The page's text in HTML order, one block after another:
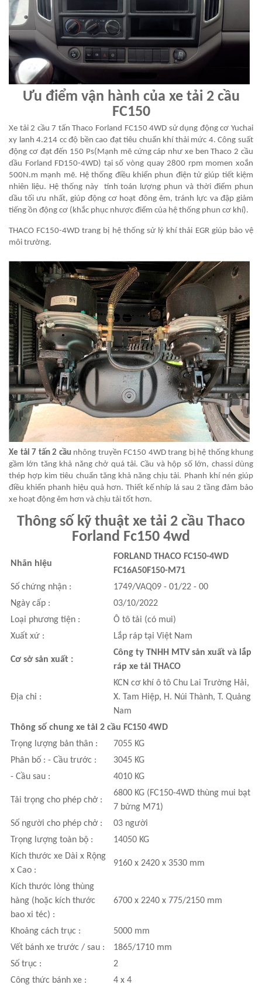
Ưu điểm vận hành của xe tải 2 cầu
FC150
Xe tải 2 cầu 7 tấn Thaco Forland FC150 4WD sử dụng động cơ Yuchai
xy lanh 4.214 cc độ bền cao đạt tiêu chuẩn khí thải mức 4. Công suất
động cơ đạt đến 150 Ps(Mạnh mẽ cứng cáp như xe ben Thaco 2 cầu
dầu Forland FD150-4WD) tại số vòng quay 2800 rpm momen xoắn
500N.m mạnh mẽ. Hệ thống điều khiển phun điện tử giúp tiết kiệm
nhiên liệu. Hệ thống này tính toán lượng phun và thời điểm phun
dầu tối ưu nhất, giúp động cơ hoạt đông êm, tránh lực va đập giảm
tiếng ồn động cơ (khắc phục nhược điểm của hệ thống phun cơ khí).
THACO FC150-4WD trang bị hệ thống sử lý khí thải EGR giúp bảo vệ
môi trường.
Xe tải 7 tấn 2 cầu nhông truyền FC150 4WD trang bị hệ thống khung
gầm lớn tăng khả năng chở quá tải. Cầu và hộp số lớn, chassi dùng
thép hợp kim tiêu chuẩn tăng khả năng chịu tải. Phanh khí nén giúp
điều khiển phanh hiệu quả hơn. Thiết kế nhíp lá sau 2 tầng đảm bảo
xe hoạt động êm hơn và chịu tải tốt hơn.
Thông số kỹ thuật xe tải 2 cầu Thaco
Forland Fc150 4wd
Nhãn hiệu
FORLAND THACO FC150-4WD
FC16A50F150-M71
Số chứng nhận :
1749/VAQ09 - 01/22 - 00
Ngày cấp :
03/10/2022
Loại phương tiện :
Ô tô tải (có mui)
Xuất xứ :
Lắp ráp tại Việt Nam
Cơ sở sản xuất :
Công ty TNHH MTV sản xuất và lắp
ráp xe tải THACO
Địa chỉ :
KCN cơ khí ô tô Chu Lai Trường Hải,
X. Tam Hiệp, H. Núi Thành, T. Quảng
Nam
Thông số chung xe tải 2 cầu FC150 4WD
Trọng lượng bản thân :
7055 KG
Phân bố : - Cầu trước :
3045 KG
- Cầu sau :
4010 KG
Tải trọng cho phép chở :
6800 KG (FC150-4WD thùng mui bạt
7 bửng M71)
Số người cho phép chở :
03 người
Trọng lượng toàn bộ :
14050 KG
Kích thước xe Dài x Rộng
x Cao :
9160 x 2420 x 3530 mm
Kích thước lòng thùng
hàng (hoặc kích thước
bao xi téc) :
6700 x 2240 x 775/2150 mm
Khoảng cách trục :
5000 mm
Vết bánh xe trước / sau :
1865/1710 mm
Số trục :
2
Công thức bánh xe :
4 x 4